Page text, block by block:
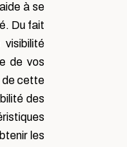
à se
Du fait
de vos
de cette
des
les